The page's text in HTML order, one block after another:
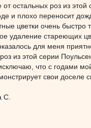
от остальных роз из
и плохо переносит
цветки очень быстро
удаление стареющих
для меня
из этой серии
что с годами
свои доселе
С.